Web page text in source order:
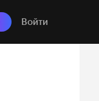
Войти